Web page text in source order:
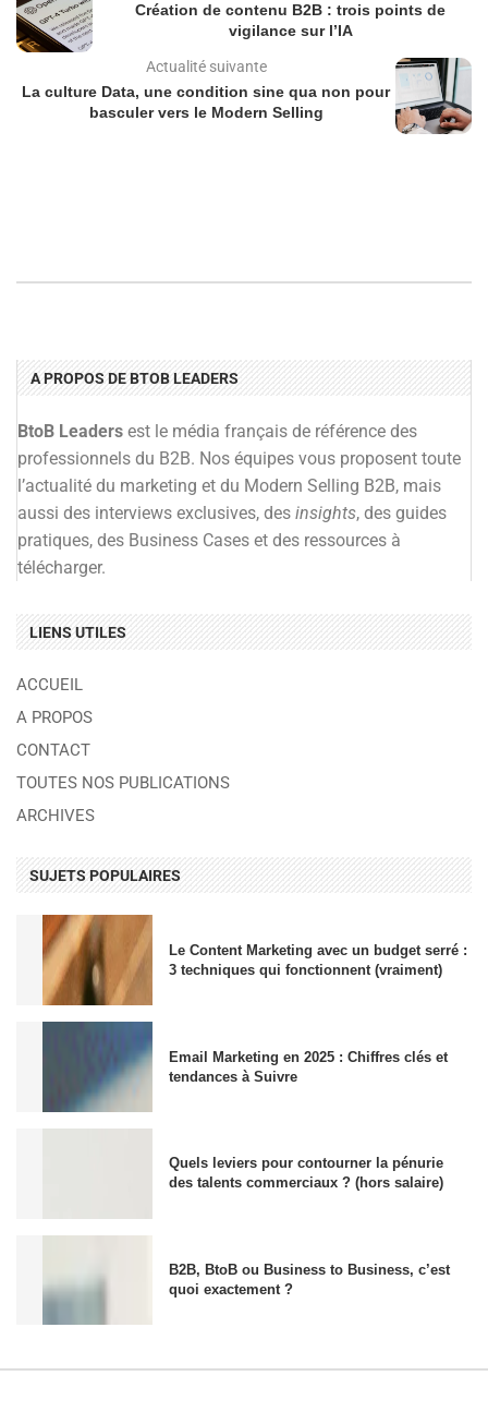
Création de contenu B2B : trois points de
vigilance sur l’IA
Actualité suivante
La culture Data, une condition sine qua non pour
basculer vers le Modern Selling
A PROPOS DE BTOB LEADERS
BtoB Leaders est le média français de référence des
professionnels du B2B. Nos équipes vous proposent toute
l’actualité du marketing et du Modern Selling B2B, mais
aussi des interviews exclusives, des insights, des guides
pratiques, des Business Cases et des ressources à
télécharger.
LIENS UTILES
ACCUEIL
A PROPOS
CONTACT
TOUTES NOS PUBLICATIONS
ARCHIVES
SUJETS POPULAIRES
Le Content Marketing avec un budget serré :
3 techniques qui fonctionnent (vraiment)
Email Marketing en 2025 : Chiffres clés et
tendances à Suivre
Quels leviers pour contourner la pénurie
des talents commerciaux ? (hors salaire)
B2B, BtoB ou Business to Business, c’est
quoi exactement ?